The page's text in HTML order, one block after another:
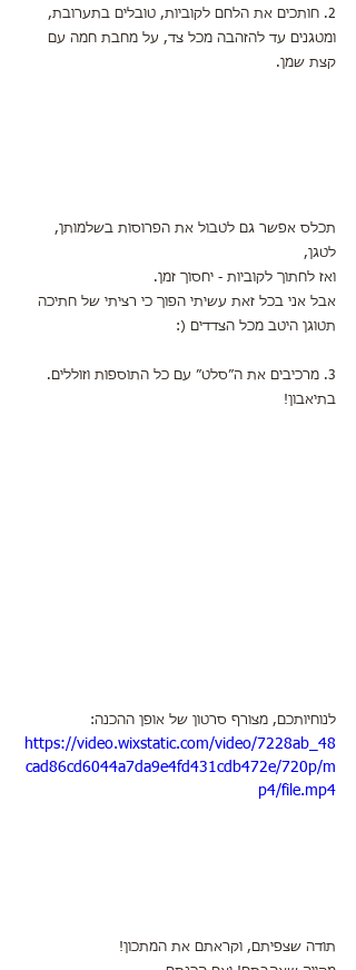
2. חותכים את הלחם לקוביות, טובלים בתערובת,
ומטגנים עד להזהבה מכל צד, על מחבת חמה עם
קצת שמן.
תכלס אפשר גם לטבול את הפרוסות בשלמותן,
לטגן,
ואז לחתוך לקוביות - יחסוך זמן.
אבל אני בכל זאת עשיתי הפוך כי רציתי של חתיכה
תטוגן היטב מכל הצדדים (:
3. מרכיבים את ה״סלט״ עם כל התוספות וזוללים.
בתיאבון!
לנוחיותכם, מצורף סרטון של אופן ההכנה:
https://video.wixstatic.com/video/7228ab_48
cad86cd6044a7da9e4fd431cdb472e/720p/m
p4/file.mp4
תודה שצפיתם, וקראתם את המתכון!